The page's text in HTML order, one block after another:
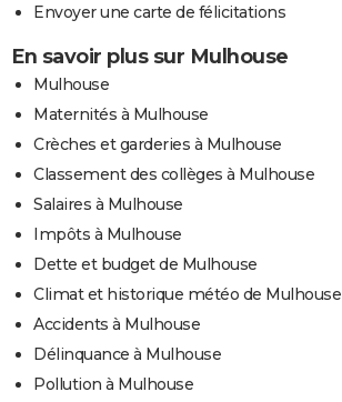
Envoyer une carte de félicitations
En savoir plus sur Mulhouse
Mulhouse
Maternités à Mulhouse
Crèches et garderies à Mulhouse
Classement des collèges à Mulhouse
Salaires à Mulhouse
Impôts à Mulhouse
Dette et budget de Mulhouse
Climat et historique météo de Mulhouse
Accidents à Mulhouse
Délinquance à Mulhouse
Pollution à Mulhouse